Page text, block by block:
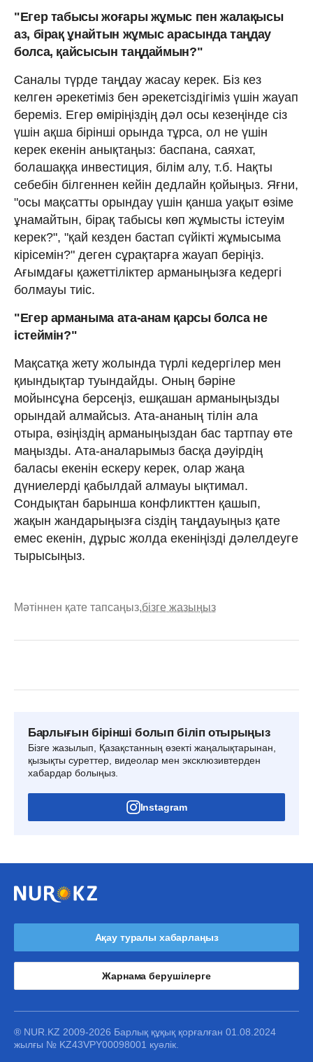
"Егер табысы жоғары жұмыс пен жалақысы
аз, бірақ ұнайтын жұмыс арасында таңдау
болса, қайсысын таңдаймын?"
Саналы түрде таңдау жасау керек. Біз кез
келген әрекетіміз бен әрекетсіздігіміз үшін жауап
береміз. Егер өміріңіздің дәл осы кезеңінде сіз
үшін ақша бірінші орында тұрса, ол не үшін
керек екенін анықтаңыз: баспана, саяхат,
болашаққа инвестиция, білім алу, т.б. Нақты
себебін білгеннен кейін дедлайн қойыңыз. Яғни,
"осы мақсатты орындау үшін қанша уақыт өзіме
ұнамайтын, бірақ табысы көп жұмысты істеуім
керек?", "қай кезден бастап сүйікті жұмысыма
кірісемін?" деген сұрақтарға жауап беріңіз.
Ағымдағы қажеттіліктер арманыңызға кедергі
болмауы тиіс.
"Егер арманыма ата-анам қарсы болса не
істеймін?"
Мақсатқа жету жолында түрлі кедергілер мен
қиындықтар туындайды. Оның бәріне
мойынсұна берсеңіз, ешқашан арманыңызды
орындай алмайсыз. Ата-ананың тілін ала
отыра, өзіңіздің арманыңыздан бас тартпау өте
маңызды. Ата-аналарымыз басқа дәуірдің
баласы екенін ескеру керек, олар жаңа
дүниелерді қабылдай алмауы ықтимал.
Сондықтан барынша конфликттен қашып,
жақын жандарыңызға сіздің таңдауыңыз қате
емес екенін, дұрыс жолда екеніңізді дәлелдеуге
тырысыңыз.
Мәтіннен қате тапсаңыз,бізге жазыңыз
Барлығын бірінші болып біліп отырыңыз
Бізге жазылып, Қазақстанның өзекті жаңалықтарынан,
қызықты суреттер, видеолар мен эксклюзивтерден
хабардар болыңыз.
Instagram
Ақау туралы хабарлаңыз
Жарнама берушілерге
® NUR.KZ 2009-2026 Барлық құқық қорғалған 01.08.2024
жылғы № KZ43VPY00098001 куәлік.